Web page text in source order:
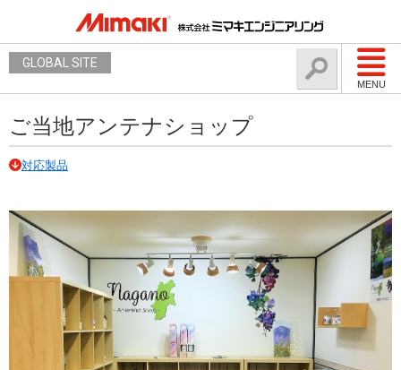
MENU
GLOBAL SITE
ご当地アンテナショップ
対応製品